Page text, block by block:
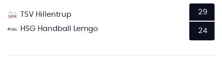
TSV Hillentrup
HSG Handball Lemgo
29
24